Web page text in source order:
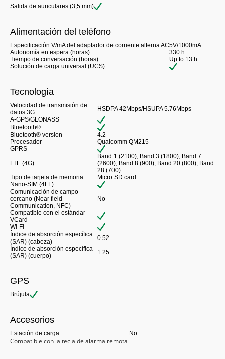
Salida de auriculares (3,5 mm)
Alimentación del teléfono
Especificación V/mA del adaptador de corriente alterna AC5V/1000mA
Autonomía en espera (horas)
330 h
Tiempo de conversación (horas)
Up to 13 h
Solución de carga universal (UCS)
Tecnología
Velocidad de transmisión de
datos 3G
HSDPA 42Mbps/HSUPA 5.76Mbps
A-GPS/GLONASS
Bluetooth®
Bluetooth® version
4.2
Procesador
Qualcomm QM215
GPRS
LTE (4G)
Band 1 (2100), Band 3 (1800), Band 7
(2600), Band 8 (900), Band 20 (800), Band
28 (700)
Tipo de tarjeta de memoria
Micro SD card
Nano-SIM (4FF)
Comunicación de campo
cercano (Near field
Communication, NFC)
No
Compatible con el estándar
VCard
Wi-Fi
Índice de absorción específica
(SAR) (cabeza)
0.52
Índice de absorción específica
(SAR) (cuerpo)
1.25
GPS
Brújula
Accesorios
Estación de carga No
Compatible con la tecla de alarma remota